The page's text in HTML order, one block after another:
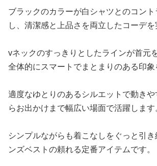
ブラックのカラーが白シャツとのコン
し、清潔感と上品さを両立したコーデを
vネックのすっきりとしたラインが首元
全体的にスマートでまとまりのある印象
適度なゆとりのあるシルエットで動き
らお出かけまで幅広い場面で活躍します。
シンプルながらも着こなしをぐっと引
ンズベストの頼れる定番アイテムです。